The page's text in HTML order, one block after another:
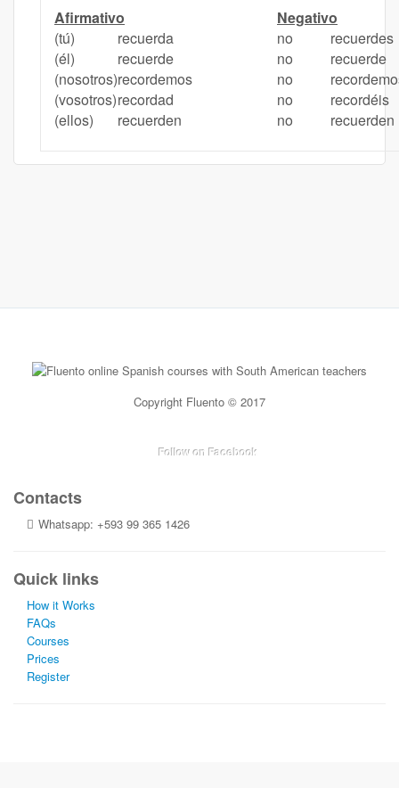
Afirmativo
(tú)
recuerda
(él)
recuerde
(nosotros)recordemos
(vosotros)recordad
(ellos)
recuerden
Negativo
no
recuerdes
no
recuerde
no
no
recordéis
no
recuerden
Copyright Fluento © 2017
Follow on Facebook
Contacts
Whatsapp: +593 99 365 1426
Quick links
How it Works
FAQs
Courses
Prices
Register